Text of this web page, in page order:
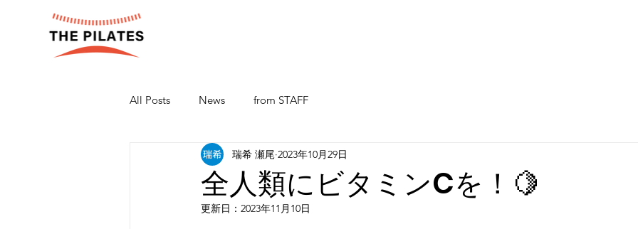
All Posts News from STAFF
全人類にビタミンCを！🍋
瑞希 瀬尾 2023年10月29日
更新日： 2023年11月10日